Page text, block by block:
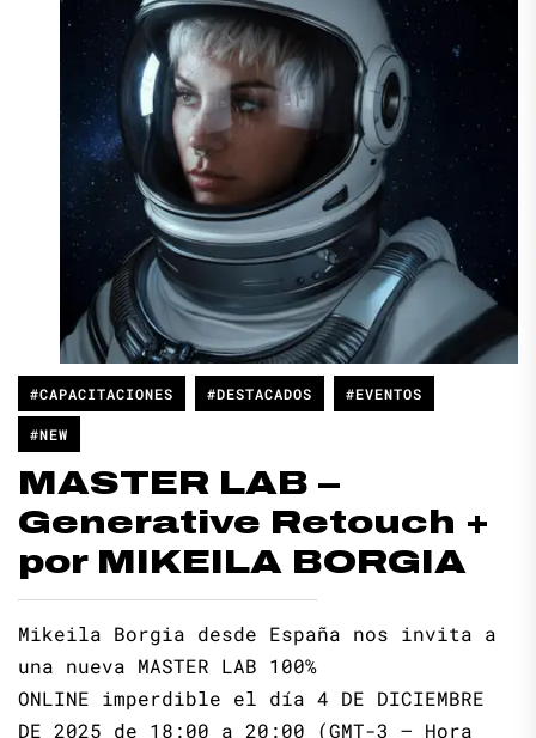
#CAPACITACIONES #DESTACADOS #EVENTOS
#NEW
MASTER LAB –
Generative Retouch +
por MIKEILA BORGIA
Mikeila Borgia desde España nos invita a
una nueva MASTER LAB 100%
ONLINE imperdible el día 4 DE DICIEMBRE
DE 2025 de 18:00 a 20:00 (GMT-3 – Hora